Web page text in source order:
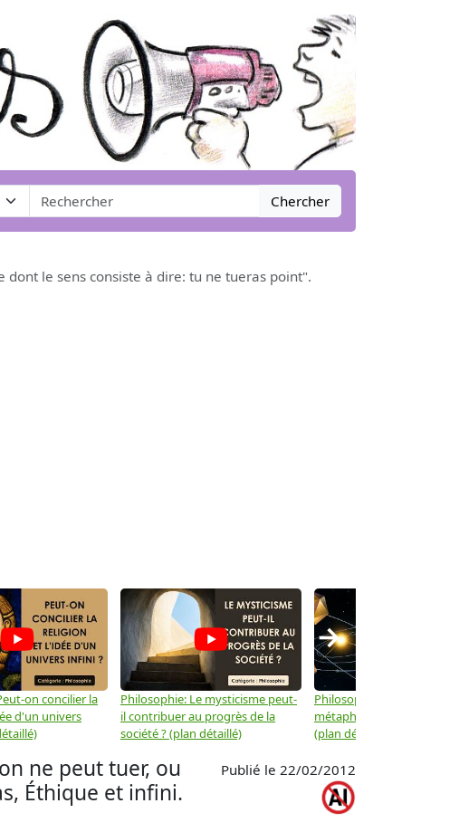
Chercher
le sens consiste à dire: tu ne tueras point".
on concilier la
d'un univers
Philosophie: Le mysticisme peut-
il contribuer au progrès de la
société ? (plan détaillé)
Philosophie: Peut-on lier la
métaphysique à la
(plan détaillé)
→
ne peut tuer, ou
Éthique et infini.
Publié le 22/02/2012